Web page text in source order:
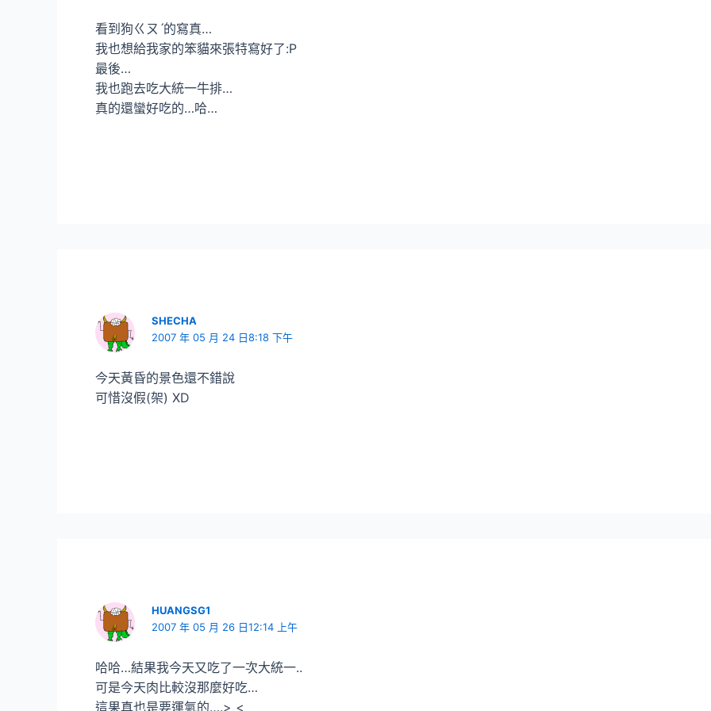
看到狗ㄍㄡˊ的寫真…
我也想給我家的笨貓來張特寫好了:P
最後…
我也跑去吃大統一牛排…
真的還蠻好吃的…哈…
SHECHA
2007 年 05 月 24 日8:18 下午
今天黃昏的景色還不錯說
可惜沒假(架) XD
HUANGSG1
2007 年 05 月 26 日12:14 上午
哈哈…結果我今天又吃了一次大統一..
可是今天肉比較沒那麼好吃…
這果真也是要運氣的….> <